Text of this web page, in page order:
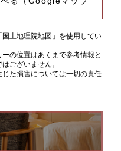
土地理院地図」を使用してい
の位置はあくまで参考情報と
ございません。
た損害については一切の責任